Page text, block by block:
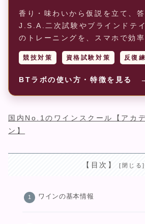
香り・味わいから仮説を立て、答
J.S.A.二次試験やブラインドテ
のトレーニングを、スマホで効率
競技対策 資格試験対策 反復
BTラボの使い方・特徴を見る
国内No.1のワインスクール【アカ
ン】
【目次】
ワインの基本情報